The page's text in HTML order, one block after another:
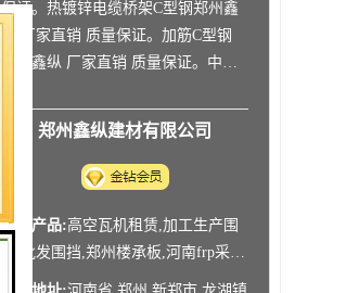
保证。热镀锌电缆桥架C型钢郑州鑫
纵 厂家直销 质量保证。加筋C型钢
郑州鑫纵 厂家直销 质量保证。中牟
量好 价格优。鹤壁生产加工C型钢 镀
锌 郑州鑫纵 质量好 价格优。郑州彩
板房 郑州活动板房 集装厢房 配件 郑
郑州鑫纵建材有限公司
主营产品:高空瓦机租赁,加工生产围
挡,批发围挡,郑州楼承板,河南frp采光